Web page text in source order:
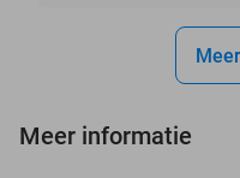
Meer informatie